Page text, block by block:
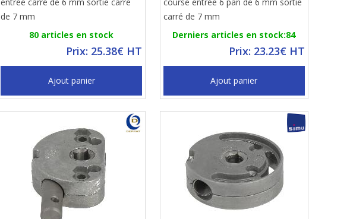
de 7 mm
80 articles en stock
Prix: 25.38€ HT
Ajout panier
carré de 7 mm
Derniers articles en stock:84
Prix: 23.23€ HT
Ajout panier